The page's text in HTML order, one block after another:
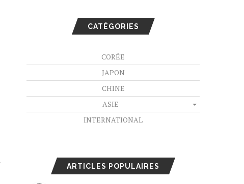
CATÉGORIES
CORÉE
JAPON
CHINE
ASIE
INTERNATIONAL
ARTICLES POPULAIRES